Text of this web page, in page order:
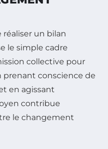
réaliser un bilan
le simple cadre
collective pour
conscience de
en agissant
contribue
le changement